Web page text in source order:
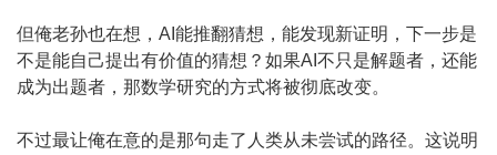
但俺老孙也在想，AI能推翻猜想，能发现新证明，下一步是
不是能自己提出有价值的猜想？如果AI不只是解题者，还能
成为出题者，那数学研究的方式将被彻底改变。
不过最让俺在意的是那句走了人类从未尝试的路径。这说明